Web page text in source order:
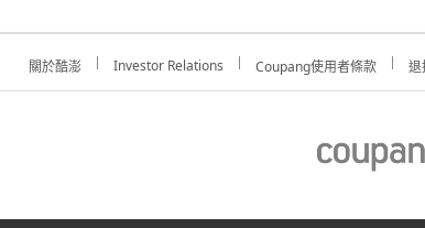
關於酷澎 Investor Relations Coupang使用者條款 退